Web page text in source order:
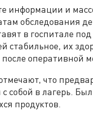
информации и
обследования
в госпитале
стабильное, их
оперативной
что
собой в лагерь.
продуктов.